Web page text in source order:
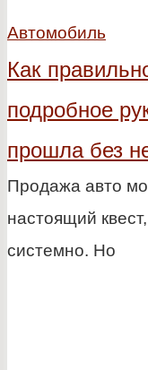
Автомобиль
Как
подробное
прошла без
Продажа авто
настоящий
системно. Но